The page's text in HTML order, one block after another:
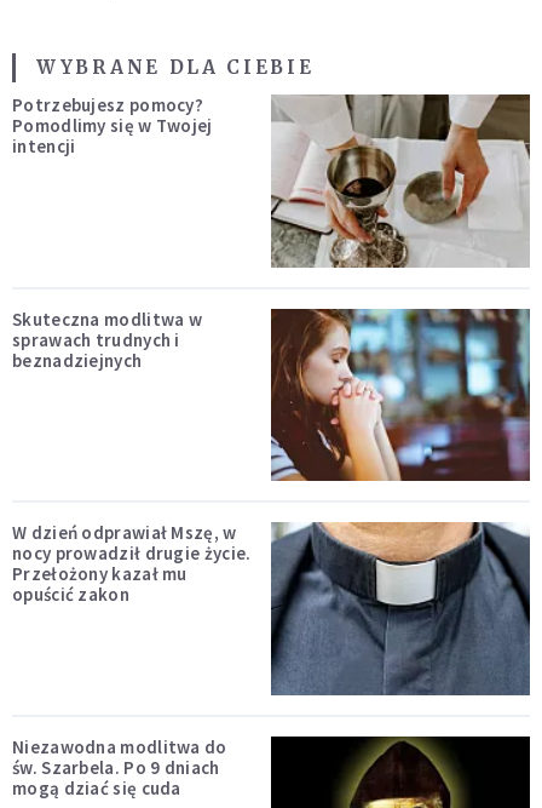
WYBRANE DLA CIEBIE
Potrzebujesz pomocy?
Pomodlimy się w Twojej
intencji
Skuteczna modlitwa w
sprawach trudnych i
beznadziejnych
W dzień odprawiał Mszę, w
nocy prowadził drugie życie.
Przełożony kazał mu
opuścić zakon
Niezawodna modlitwa do
św. Szarbela. Po 9 dniach
mogą dziać się cuda